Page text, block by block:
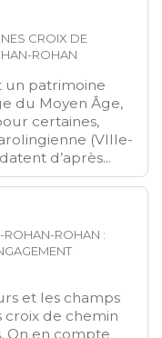
CROIX DE
ROHAN
un patrimoine
du Moyen Âge,
certaines,
(VIIIe-
d’après...
ROHAN-ROHAN :
et les champs
croix de chemin
On en compte